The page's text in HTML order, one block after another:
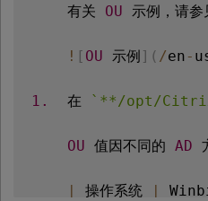
    有关
OU 示例，请参
! [ OU 示例 ] ( /en -
1.
  在
` **/opt/
OU 值因不同的 AD
操作系统